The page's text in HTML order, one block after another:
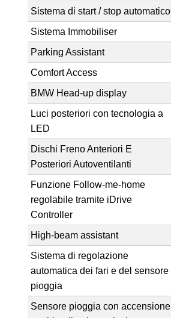
Sistema di start / stop automatico
Sistema Immobiliser
Parking Assistant
Comfort Access
BMW Head-up display
Luci posteriori con tecnologia a
LED
Dischi Freno Anteriori E
Posteriori Autoventilanti
Funzione Follow-me-home
regolabile tramite iDrive
Controller
High-beam assistant
Sistema di regolazione
automatica dei fari e del sensore
pioggia
Sensore pioggia con accensione